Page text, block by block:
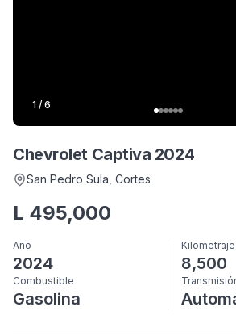
1 / 6
Chevrolet Captiva 2024
San Pedro Sula , Cortes
L 495,000
Año
2024
Kilometraje
8,500
Combustible
Gasolina